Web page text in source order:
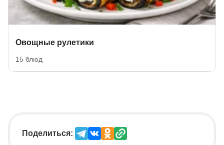
Овощные рулетики
15 блюд
Поделиться: